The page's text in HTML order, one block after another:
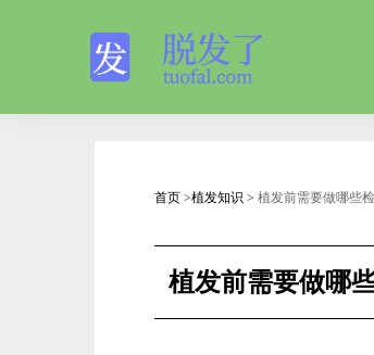
首页>植发知识 > 植发前需要做哪些
植发前需要做哪